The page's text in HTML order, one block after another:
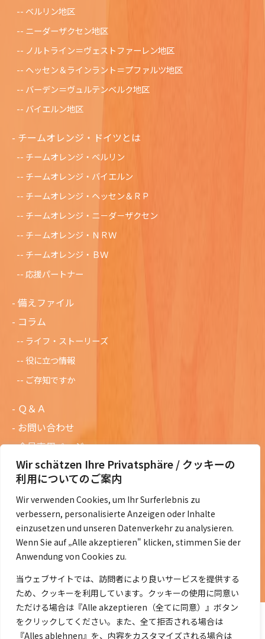
Wir schätzen Ihre Privatsphäre / クッキーの
利用についてのご案内
Wir verwenden Cookies, um Ihr Surferlebnis zu
verbessern, personalisierte Anzeigen oder Inhalte
einzusetzen und unseren Datenverkehr zu analysieren.
Wenn Sie auf „Alle akzeptieren" klicken, stimmen Sie der
Anwendung von Cookies zu.
当ウェブサイトでは、訪問者により良いサービスを提供する
ため、クッキーを利用しています。クッキーの使用に同意い
ただける場合は『Alle akzeptieren（全てに同意）』ボタン
をクリックしてください。また、全て拒否される場合は
『Alles ablehnen』を、内容をカスタマイズされる場合は
ベルリン地区
ニーダーザクセン地区
ノルトライン＝ヴェストファーレン地区
ヘッセン＆ラインラント＝プファルツ地区
バーデン＝ヴュルテンベルク地区
バイエルン地区
チームオレンジ・ドイツとは
チームオレンジ・ベルリン
チームオレンジ・バイエルン
チームオレンジ・ヘッセン＆ＲＰ
チームオレンジ・ニ－ダ－ザクセン
チ－ムオレンジ・ＮＲＷ
チームオレンジ・ＢＷ
応援パートナー
備えファイル
コラム
ライフ・ストーリーズ
役に立つ情報
ご存知ですか
Ｑ＆Ａ
お問い合わせ
会員専用ページ
ニュースレターバックナンバー
過去の講演資料
総会議事録
定款・会費規定など
コラムの紹介
コラム一覧